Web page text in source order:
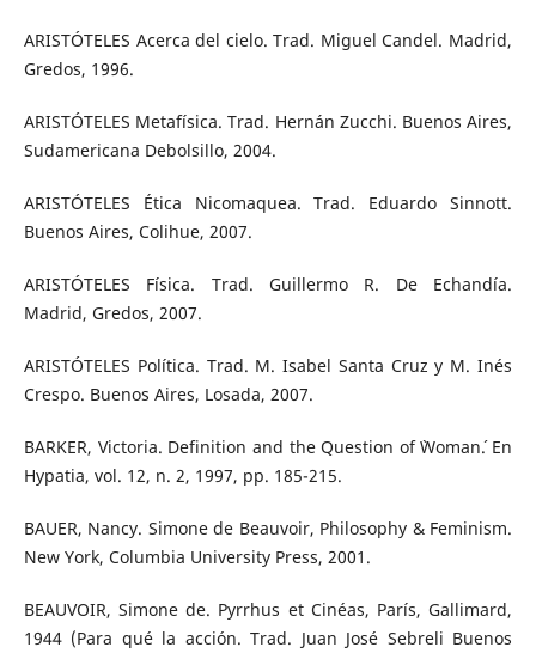
ARISTÓTELES Acerca del cielo. Trad. Miguel Candel. Madrid,
Gredos, 1996.
ARISTÓTELES Metafísica. Trad. Hernán Zucchi. Buenos Aires,
Sudamericana Debolsillo, 2004.
ARISTÓTELES Ética Nicomaquea. Trad. Eduardo Sinnott.
Buenos Aires, Colihue, 2007.
ARISTÓTELES Física. Trad. Guillermo R. De Echandía.
Madrid, Gredos, 2007.
ARISTÓTELES Política. Trad. M. Isabel Santa Cruz y M. Inés
Crespo. Buenos Aires, Losada, 2007.
BARKER, Victoria. Definition and the Question of `Woman´. En
Hypatia, vol. 12, n. 2, 1997, pp. 185-215.
BAUER, Nancy. Simone de Beauvoir, Philosophy & Feminism.
New York, Columbia University Press, 2001.
BEAUVOIR, Simone de. Pyrrhus et Cinéas, París, Gallimard,
1944 (Para qué la acción. Trad. Juan José Sebreli Buenos